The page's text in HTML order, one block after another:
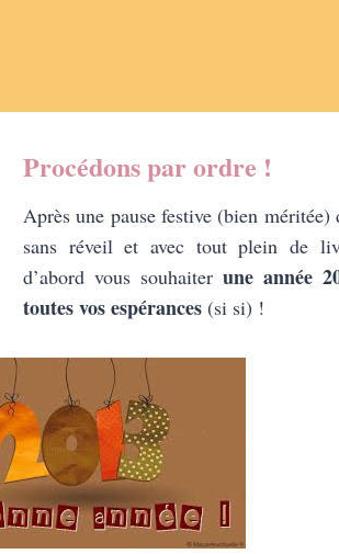
Procédons par ordre !
Après une pause festive (bien méritée)
sans réveil et avec tout plein de
d’abord vous souhaiter une année
toutes vos espérances (si si) !